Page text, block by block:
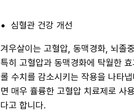
심혈관 건강 개선
겨우살이는 고혈압, 동맥경화, 뇌졸
특히 고혈압과 동맥경화에 탁월한
롤 수치를 감소시키는 작용을 나타
면 매우 휼륭한 고혈압 치료제로
다고 합니다.